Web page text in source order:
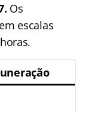
Os
escalas